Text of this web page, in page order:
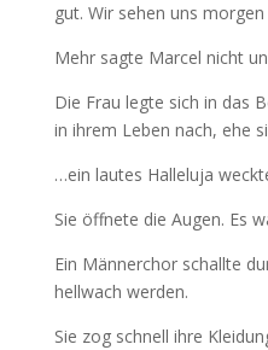
gut. Wir sehen uns morgen
Mehr sagte Marcel nicht
Die Frau legte sich in das
in ihrem Leben nach, ehe
…ein lautes Halleluja
Sie öffnete die Augen. Es
Ein Männerchor schallte
hellwach werden.
Sie zog schnell ihre